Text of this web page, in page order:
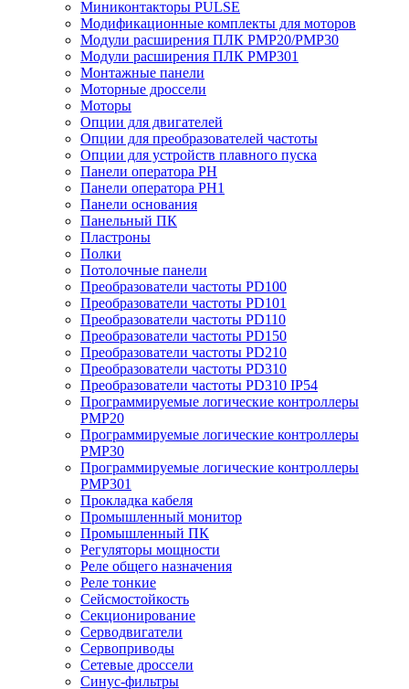
Миниконтакторы PULSE
Модификационные комплекты для моторов
Модули расширения ПЛК PMP20/PMP30
Модули расширения ПЛК PMP301
Монтажные панели
Моторные дроссели
Моторы
Опции для двигателей
Опции для преобразователей частоты
Опции для устройств плавного пуска
Панели оператора PH
Панели оператора PH1
Панели основания
Панельный ПК
Пластроны
Полки
Потолочные панели
Преобразователи частоты PD100
Преобразователи частоты PD101
Преобразователи частоты PD110
Преобразователи частоты PD150
Преобразователи частоты PD210
Преобразователи частоты PD310
Преобразователи частоты PD310 IP54
Программируемые логические контроллеры
PMP20
Программируемые логические контроллеры
PMP30
Программируемые логические контроллеры
PMP301
Прокладка кабеля
Промышленный монитор
Промышленный ПК
Регуляторы мощности
Реле общего назначения
Реле тонкие
Сейсмостойкость
Секционирование
Серводвигатели
Сервоприводы
Сетевые дроссели
Синус-фильтры